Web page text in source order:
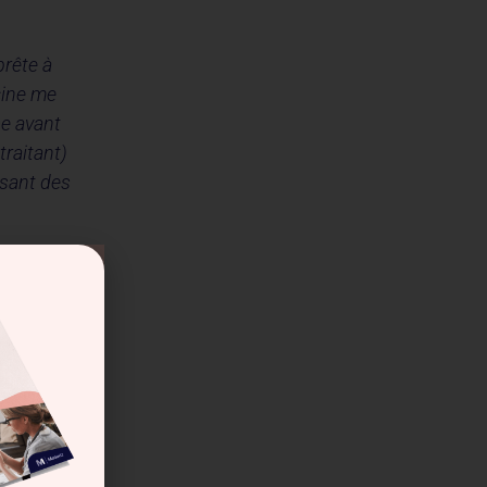
à
me
avant
des